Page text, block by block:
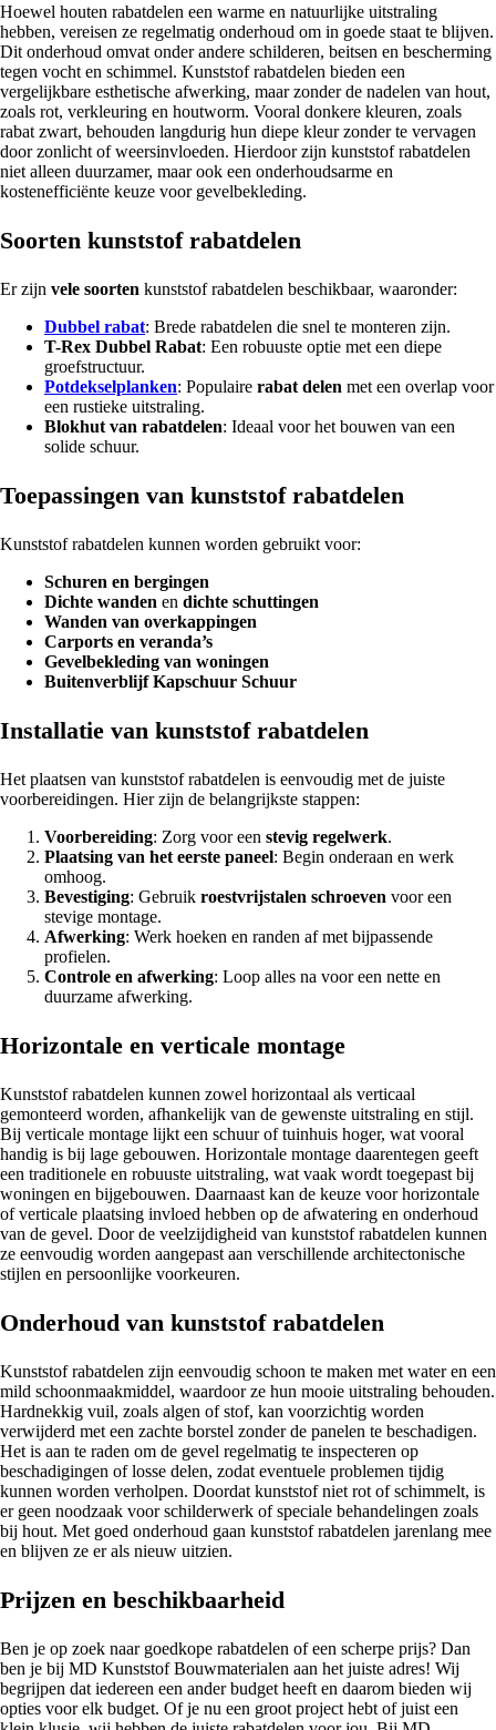
Hoewel houten rabatdelen een warme en natuurlijke uitstraling
hebben, vereisen ze regelmatig onderhoud om in goede staat te blijven.
Dit onderhoud omvat onder andere schilderen, beitsen en bescherming
tegen vocht en schimmel. Kunststof rabatdelen bieden een
vergelijkbare esthetische afwerking, maar zonder de nadelen van hout,
zoals rot, verkleuring en houtworm. Vooral donkere kleuren, zoals
rabat zwart, behouden langdurig hun diepe kleur zonder te vervagen
door zonlicht of weersinvloeden. Hierdoor zijn kunststof rabatdelen
niet alleen duurzamer, maar ook een onderhoudsarme en
kostenefficiënte keuze voor gevelbekleding.
Soorten kunststof rabatdelen
Er zijn vele soorten kunststof rabatdelen beschikbaar, waaronder:
Dubbel rabat: Brede rabatdelen die snel te monteren zijn.
T-Rex Dubbel Rabat: Een robuuste optie met een diepe
groefstructuur.
Potdekselplanken: Populaire rabat delen met een overlap voor
een rustieke uitstraling.
Blokhut van rabatdelen: Ideaal voor het bouwen van een
solide schuur.
Toepassingen van kunststof rabatdelen
Kunststof rabatdelen kunnen worden gebruikt voor:
Schuren en bergingen
Dichte wanden en dichte schuttingen
Wanden van overkappingen
Carports en veranda’s
Gevelbekleding van woningen
Buitenverblijf Kapschuur Schuur
Installatie van kunststof rabatdelen
Het plaatsen van kunststof rabatdelen is eenvoudig met de juiste
voorbereidingen. Hier zijn de belangrijkste stappen:
Voorbereiding: Zorg voor een stevig regelwerk.
Plaatsing van het eerste paneel: Begin onderaan en werk
omhoog.
Bevestiging: Gebruik roestvrijstalen schroeven voor een
stevige montage.
Afwerking: Werk hoeken en randen af met bijpassende
profielen.
Controle en afwerking: Loop alles na voor een nette en
duurzame afwerking.
Horizontale en verticale montage
Kunststof rabatdelen kunnen zowel horizontaal als verticaal
gemonteerd worden, afhankelijk van de gewenste uitstraling en stijl.
Bij verticale montage lijkt een schuur of tuinhuis hoger, wat vooral
handig is bij lage gebouwen. Horizontale montage daarentegen geeft
een traditionele en robuuste uitstraling, wat vaak wordt toegepast bij
woningen en bijgebouwen. Daarnaast kan de keuze voor horizontale
of verticale plaatsing invloed hebben op de afwatering en onderhoud
van de gevel. Door de veelzijdigheid van kunststof rabatdelen kunnen
ze eenvoudig worden aangepast aan verschillende architectonische
stijlen en persoonlijke voorkeuren.
Onderhoud van kunststof rabatdelen
Kunststof rabatdelen zijn eenvoudig schoon te maken met water en een
mild schoonmaakmiddel, waardoor ze hun mooie uitstraling behouden.
Hardnekkig vuil, zoals algen of stof, kan voorzichtig worden
verwijderd met een zachte borstel zonder de panelen te beschadigen.
Het is aan te raden om de gevel regelmatig te inspecteren op
beschadigingen of losse delen, zodat eventuele problemen tijdig
kunnen worden verholpen. Doordat kunststof niet rot of schimmelt, is
er geen noodzaak voor schilderwerk of speciale behandelingen zoals
bij hout. Met goed onderhoud gaan kunststof rabatdelen jarenlang mee
en blijven ze er als nieuw uitzien.
Prijzen en beschikbaarheid
Ben je op zoek naar goedkope rabatdelen of een scherpe prijs? Dan
ben je bij MD Kunststof Bouwmaterialen aan het juiste adres! Wij
begrijpen dat iedereen een ander budget heeft en daarom bieden wij
opties voor elk budget. Of je nu een groot project hebt of juist een